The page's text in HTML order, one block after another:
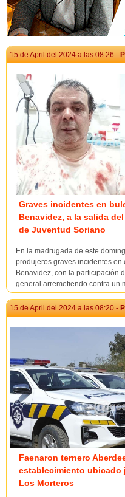
15 de April del 2024 a las 08:26 -
Graves incidentes en
Benavidez, a la salida
de Juventud Soriano
En la madrugada de este
produjeros graves incidentes en
Benavidez, con la participación
general arremetiendo contra un
edad, a la salida del baile que
gimnasio de Juventud Soriano.
algunas personas...
15 de April del 2024 a las 08:20 -
Faenaron ternero
establecimiento ubicado
Los Morteros